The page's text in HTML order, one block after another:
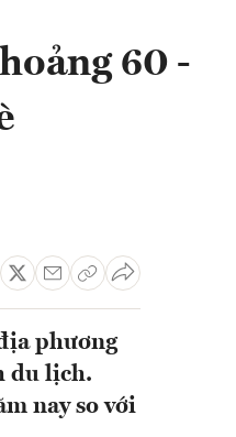
60 -
phương
du lịch.
nay so với